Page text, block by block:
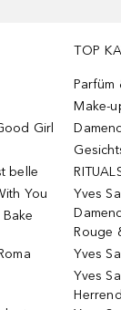
Girl
belle
You
TOP
Parfüm
Make-
Yves
Rouge
Yves
Yves